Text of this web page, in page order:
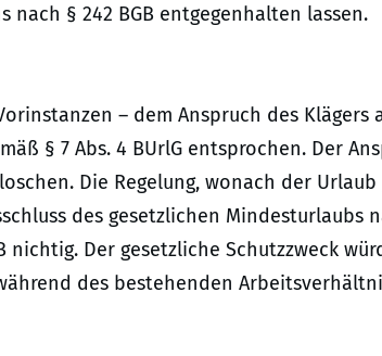
nach § 242 BGB entgegenhalten lassen.
– dem Anspruch des
§ 7 Abs. 4 BUrlG entsprochen. Der
Die Regelung, wonach der
des gesetzlichen Mindesturlaubs
nichtig. Der gesetzliche Schutzzweck
des bestehenden